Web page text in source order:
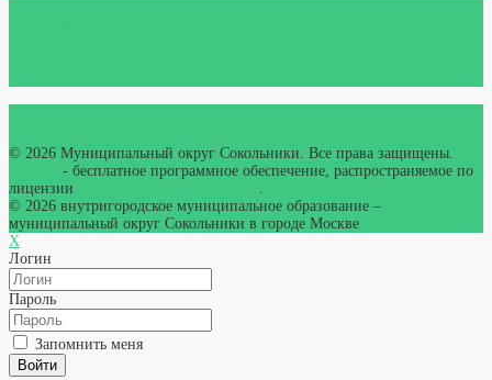
© 2026 Муниципальный округ Сокольники. Все права защищены.
- бесплатное программное обеспечение, распространяемое по
лицензии
© 2026 внутригородское муниципальное образование –
муниципальный округ Сокольники в городе Москве
X
Логин
Пароль
Запомнить меня
Войти